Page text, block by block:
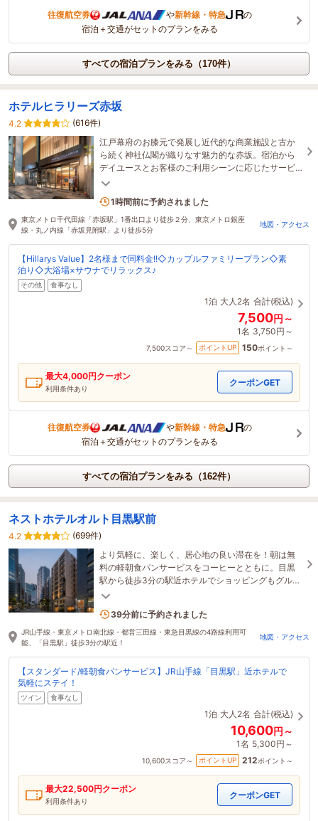
往復航空券 や新幹線・特急
の
宿泊＋交通がセットのプランをみる
すべての宿泊プランをみる（170件）
ホテルヒラリーズ赤坂
4.2
(616件)
江戸幕府のお膝元で発展し近代的な商業施設と古か
ら続く神社仏閣が織りなす魅力的な赤坂。宿泊から
デイユースとお客様のご利用シーンに応じたサービ
ス提供。朝食やラウンジを楽しむ事ができ大浴場も
1名がこの宿を見ています
1時間前に予約されました
東京メトロ千代田線「赤坂駅」1番出口より徒歩２分、東京メトロ銀座
線・丸ノ内線「赤坂見附駅」より徒歩5分
地図・アクセス
【Hillarys Value】2名様まで同料金!!◇カップルファミリープラン◇素
泊り◇大浴場×サウナでリラックス♪
その他 食事なし
1泊 大人2名 合計(税込)
7,500円～
1名 3,750円～
7,500スコア～ ポイントUP 150ポイント～
最大4,000円クーポン
利用条件あり
クーポンGET
往復航空券 や新幹線・特急
の
宿泊＋交通がセットのプランをみる
すべての宿泊プランをみる（162件）
ネストホテルオルト目黒駅前
4.2
(699件)
より気軽に、楽しく、居心地の良い滞在を！朝は無
料の軽朝食パンサービスをコーヒーとともに。目黒
駅から徒歩3分の駅近ホテルでショッピングもグルメ
も楽しめる。山手線なら東京滞在がより便利に。
1名がこの宿を見ています
39分前に予約されました
JR山手線・東京メトロ南北線・都営三田線・東急目黒線の4路線利用可
能、「目黒駅」徒歩3分の駅近！
地図・アクセス
【スタンダード/軽朝食パンサービス】JR山手線「目黒駅」近ホテルで
気軽にステイ！
ツイン 食事なし
1泊 大人2名 合計(税込)
10,600円～
1名 5,300円～
10,600スコア～ ポイントUP 212ポイント～
最大22,500円クーポン
利用条件あり
クーポンGET